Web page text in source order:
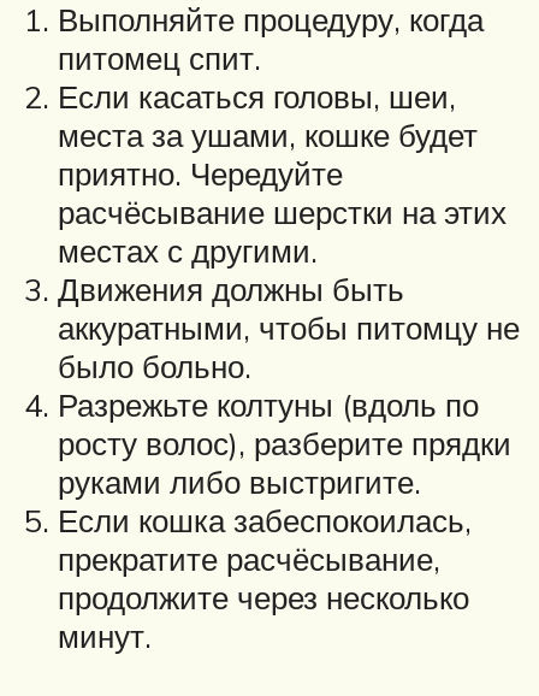
Выполняйте процедуру, когда
питомец спит.
Если касаться головы, шеи,
места за ушами, кошке будет
приятно. Чередуйте
расчёсывание шерстки на этих
местах с другими.
Движения должны быть
аккуратными, чтобы питомцу не
было больно.
Разрежьте колтуны (вдоль по
росту волос), разберите прядки
руками либо выстригите.
Если кошка забеспокоилась,
прекратите расчёсывание,
продолжите через несколько
минут.